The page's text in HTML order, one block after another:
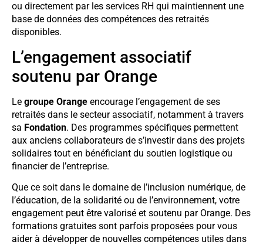
ou directement par les services RH qui maintiennent une
base de données des compétences des retraités
disponibles.
L’engagement associatif
soutenu par Orange
Le groupe Orange encourage l’engagement de ses
retraités dans le secteur associatif, notamment à travers
sa Fondation. Des programmes spécifiques permettent
aux anciens collaborateurs de s’investir dans des projets
solidaires tout en bénéficiant du soutien logistique ou
financier de l’entreprise.
Que ce soit dans le domaine de l’inclusion numérique, de
l’éducation, de la solidarité ou de l’environnement, votre
engagement peut être valorisé et soutenu par Orange. Des
formations gratuites sont parfois proposées pour vous
aider à développer de nouvelles compétences utiles dans